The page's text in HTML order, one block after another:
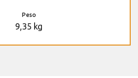
Peso
9,35 kg